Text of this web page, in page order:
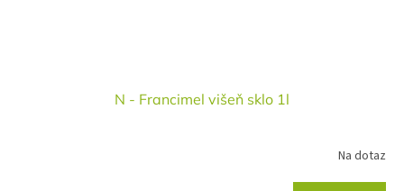
N - Francimel višeň sklo 1l
Na dotaz